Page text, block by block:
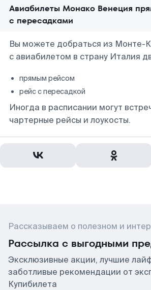
Авиабилеты Монако Венеция
с пересадками
Вы можете добраться из Монте-
с авиабилетом в страну Италия
прямым рейсом
рейс с пересадкой
Иногда в расписании могут
чартерные рейсы и лоукосты.
Рассказываем о полезном и
Рассылка с выгодными
Эксклюзивные акции, лучшие
заботливые рекомендации от
Купибилета